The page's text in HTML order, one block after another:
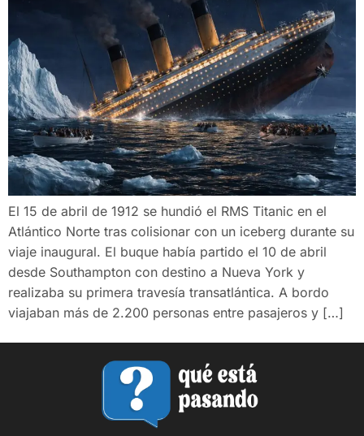
El 15 de abril de 1912 se hundió el RMS Titanic en el
Atlántico Norte tras colisionar con un iceberg durante su
viaje inaugural. El buque había partido el 10 de abril
desde Southampton con destino a Nueva York y
realizaba su primera travesía transatlántica. A bordo
viajaban más de 2.200 personas entre pasajeros y […]